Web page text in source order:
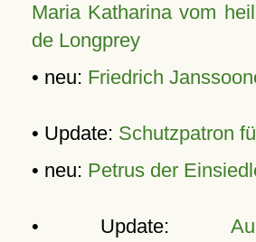
Maria Katharina vom
de Longprey
• neu: Friedrich
• Update: Schutzpatron
• neu: Petrus der
• Update: